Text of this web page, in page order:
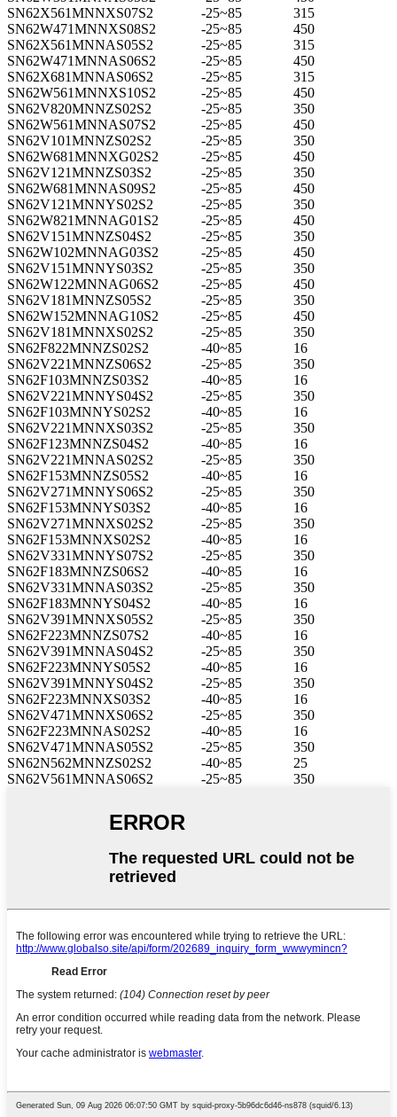
SN62X561MNNXS07S2
-25~85
315
SN62W471MNNXS08S2
-25~85
450
SN62X561MNNAS05S2
-25~85
315
SN62W471MNNAS06S2
-25~85
450
SN62X681MNNAS06S2
-25~85
315
SN62W561MNNXS10S2
-25~85
450
SN62V820MNNZS02S2
-25~85
350
SN62W561MNNAS07S2
-25~85
450
SN62V101MNNZS02S2
-25~85
350
SN62W681MNNXG02S2
-25~85
450
SN62V121MNNZS03S2
-25~85
350
SN62W681MNNAS09S2
-25~85
450
SN62V121MNNYS02S2
-25~85
350
SN62W821MNNAG01S2
-25~85
450
SN62V151MNNZS04S2
-25~85
350
SN62W102MNNAG03S2
-25~85
450
SN62V151MNNYS03S2
-25~85
350
SN62W122MNNAG06S2
-25~85
450
SN62V181MNNZS05S2
-25~85
350
SN62W152MNNAG10S2
-25~85
450
SN62V181MNNXS02S2
-25~85
350
SN62F822MNNZS02S2
-40~85
16
SN62V221MNNZS06S2
-25~85
350
SN62F103MNNZS03S2
-40~85
16
SN62V221MNNYS04S2
-25~85
350
SN62F103MNNYS02S2
-40~85
16
SN62V221MNNXS03S2
-25~85
350
SN62F123MNNZS04S2
-40~85
16
SN62V221MNNAS02S2
-25~85
350
SN62F153MNNZS05S2
-40~85
16
SN62V271MNNYS06S2
-25~85
350
SN62F153MNNYS03S2
-40~85
16
SN62V271MNNXS02S2
-25~85
350
SN62F153MNNXS02S2
-40~85
16
SN62V331MNNYS07S2
-25~85
350
SN62F183MNNZS06S2
-40~85
16
SN62V331MNNAS03S2
-25~85
350
SN62F183MNNYS04S2
-40~85
16
SN62V391MNNXS05S2
-25~85
350
SN62F223MNNZS07S2
-40~85
16
SN62V391MNNAS04S2
-25~85
350
SN62F223MNNYS05S2
-40~85
16
SN62V391MNNYS04S2
-25~85
350
SN62F223MNNXS03S2
-40~85
16
SN62V471MNNXS06S2
-25~85
350
SN62F223MNNAS02S2
-40~85
16
SN62V471MNNAS05S2
-25~85
350
SN62N562MNNZS02S2
-40~85
25
SN62V561MNNAS06S2
-25~85 350